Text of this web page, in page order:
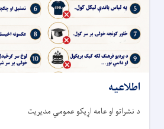
اطلاعیه
د نشراتو او عامه اړیکو عمومي مدیریت